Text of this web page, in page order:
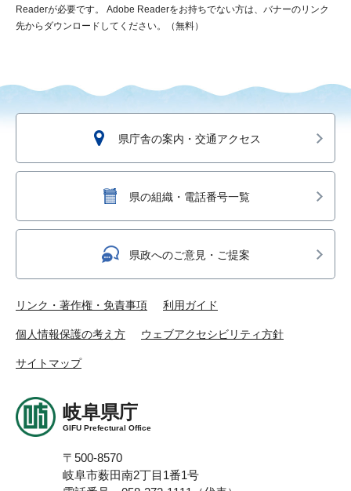
Readerが必要です。
Adobe Readerをお持ちでない方は、バナーのリンク
先からダウンロードしてください。（無料）
県庁舎の案内・交通アクセス
県の組織・電話番号一覧
県政へのご意見・ご提案
リンク・著作権・免責事項 利用ガイド
個人情報保護の考え方 ウェブアクセシビリティ方針
サイトマップ
岐阜県庁
GIFU Prefectural Office
〒500-8570
岐阜市薮田南2丁目1番1号